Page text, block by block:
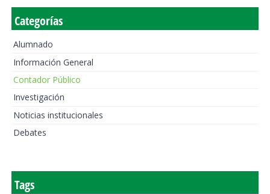
Categorías
Alumnado
Información General
Contador Público
Investigación
Noticias institucionales
Debates
Tags